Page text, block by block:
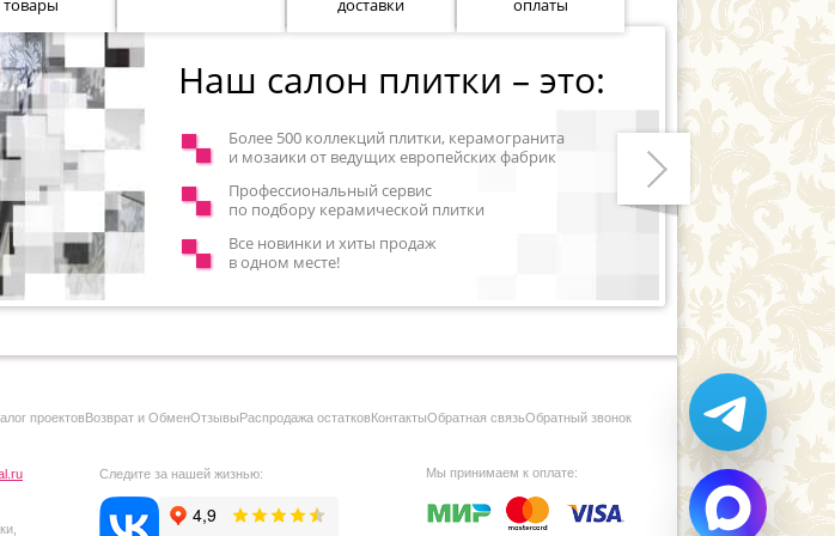
товары
доставки
оплаты
Наш салон плитки – это:
Более 500 коллекций плитки, керамогранита
и мозаики от ведущих европейских фабрик
Профессиональный сервис
по подбору керамической плитки
Все новинки и хиты продаж
в одном месте!
Следующий
проектовВозврат и ОбменОтзывыРаспродажа остатковКонтактыОбратная связьОбратный звонок
Следите за нашей жизнью: Мы принимаем к оплате: